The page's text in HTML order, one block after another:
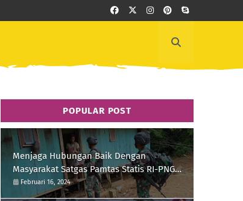
POPULAR POST
Menjaga Hubungan Baik Dengan
Masyarakat Satgas Pamtas Statis RI-PNG
Yonif 111/KB Melaksanakan Silaturrahmi
Februari 16, 2024